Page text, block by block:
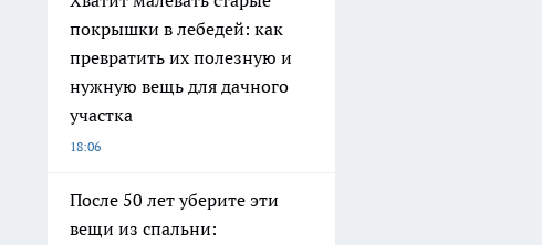
покрышки в лебедей: как
превратить их полезную и
нужную вещь для дачного
участка
18:06
После 50 лет уберите эти
вещи из спальни: